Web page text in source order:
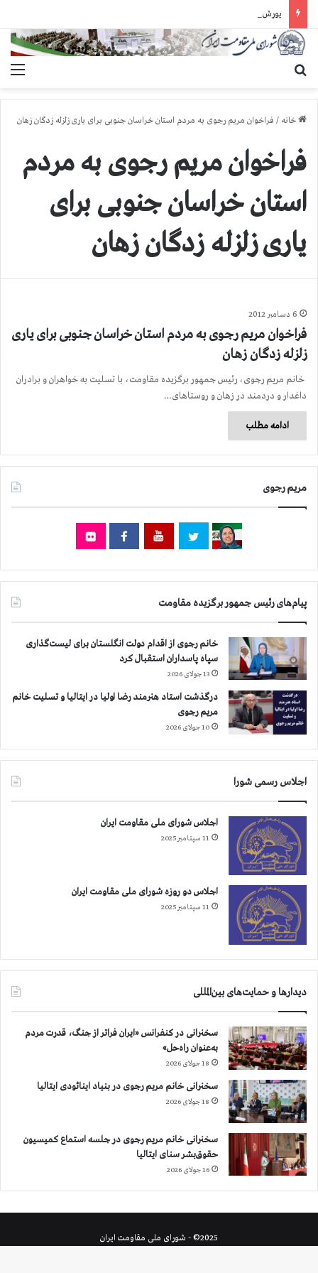
خانه / فراخوان مریم رجوی به مردم استان خراسان جنوبی برای یاری زلزله زدگان زهان
فراخوان مریم رجوی به مردم
استان خراسان جنوبی برای
یاری زلزله زدگان زهان
6 دسامبر 2012
فراخوان مریم رجوی به مردم استان خراسان جنوبی برای یاری
زلزله زدگان زهان
خانم مریم رجوی، رئیس جمهور برگزیده مقاومت، با تسلیت به خواهران و برادران
داغدار و دردمند در زهان و روستاهای…
ادامه مطلب
مریم رجوی
پیام‌های رئیس جمهور برگزیده مقاومت
خانم رجوی از اقدام دولت انگلستان برای لیست‌گذاری
سپاه پاسداران استقبال کرد
13 جولای 2026
درگذشت استاد هنرمند رضا اولیا در ایتالیا و تسلیت خانم
مریم رجوی
10 جولای 2026
اجلاس رسمی شورا
اجلاس شورای ملی مقاومت ایران
11 سپتامبر 2025
اجلاس دو روزه شورای ملی مقاومت ایران
11 سپتامبر 2025
دیدارها و حمایت‌های بین‌المللی
سخنرانی در کنفرانس «ایران فراتر از جنگ، قدرت مردم
به‌عنوان راه‌حل»
18 جولای 2026
سخنرانی خانم مریم رجوی در بنیاد اینائودی ایتالیا
18 جولای 2026
سخنرانی خانم مریم رجوی در جلسه استماع کمیسیون
حقوق‌بشر سنای ایتالیا
16 جولای 2026
2025© - شورای ملی مقاومت ایران